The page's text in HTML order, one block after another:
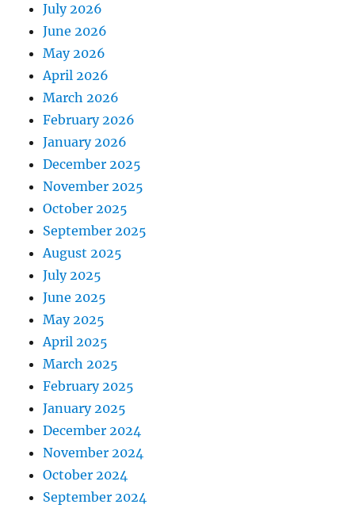
July 2026
June 2026
May 2026
April 2026
March 2026
February 2026
January 2026
December 2025
November 2025
October 2025
September 2025
August 2025
July 2025
June 2025
May 2025
April 2025
March 2025
February 2025
January 2025
December 2024
November 2024
October 2024
September 2024